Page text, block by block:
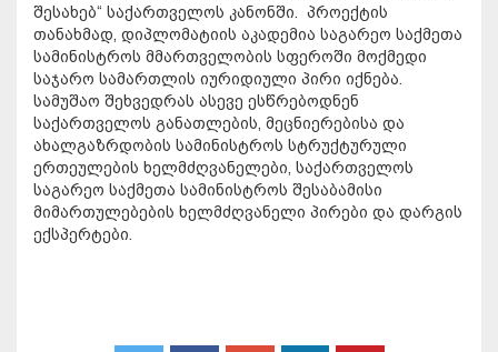
შესახებ“ საქართველოს კანონში. პროექტის
თანახმად, დიპლომატიის აკადემია საგარეო საქმეთა
სამინისტროს მმართველობის სფეროში მოქმედი
საჯარო სამართლის იურიდიული პირი იქნება.
სამუშაო შეხვედრას ასევე ესწრებოდნენ
საქართველოს განათლების, მეცნიერებისა და
ახალგაზრდობის სამინისტროს სტრუქტურული
ერთეულების ხელმძღვანელები, საქართველოს
საგარეო საქმეთა სამინისტროს შესაბამისი
მიმართულებების ხელმძღვანელი პირები და დარგის
ექსპერტები.